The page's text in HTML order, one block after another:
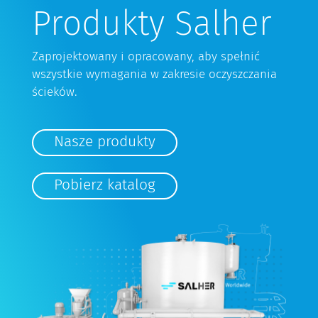
Produkty Salher
Zaprojektowany i opracowany, aby spełnić
wszystkie wymagania w zakresie oczyszczania
ścieków.
Nasze produkty
Pobierz katalog